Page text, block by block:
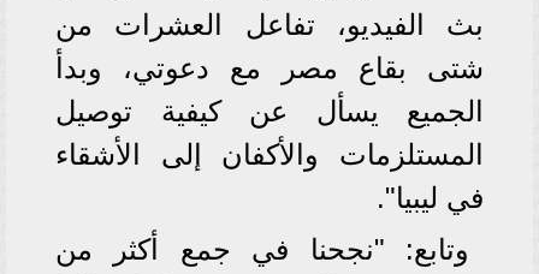
بث الفيديو، تفاعل العشرات من
شتى بقاع مصر مع دعوتي، وبدأ
الجميع يسأل عن كيفية توصيل
المستلزمات والأكفان إلى الأشقاء
في ليبيا".
وتابع: "نجحنا في جمع أكثر من